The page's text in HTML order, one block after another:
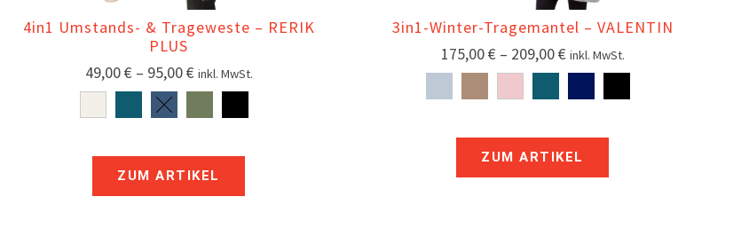
4in1 Umstands- & Trageweste – RERIK
PLUS
49,00€– 95,00€ inkl. MwSt.
ZUM ARTIKEL
3in1-Winter-Tragemantel – VALENTIN
175,00€– 209,00€ inkl. MwSt.
ZUM ARTIKEL